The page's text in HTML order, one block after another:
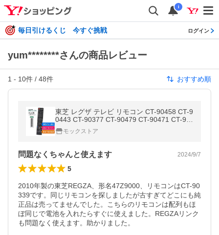
i
毎日引けるくじ 今すぐ挑戦 ログイン
yum********さんの商品レビュー
1 - 10件 / 48件 おすすめ順
東芝 レグザ テレビ リモコン CT-90458 CT-9
0443 CT-90377 CT-90479 CT-90471 CT-90
481 CT-90478 CT-90459 CT-90339 TOSHIB
A REGZA 代用リモコン REMOSTA
モックストア
問題なくちゃんと使えます 2024/9/7
5
2010年製の東芝REGZA、形名47Z9000、リモコンはCT-90
339です。同じリモコンを探しましたが古すぎてどこにも純
正品は売ってませんでした。こちらのリモコンは配列もほ
ぼ同じで電池を入れたらすぐに使えました。REGZAリンク
も問題なく使えます。助かりました。